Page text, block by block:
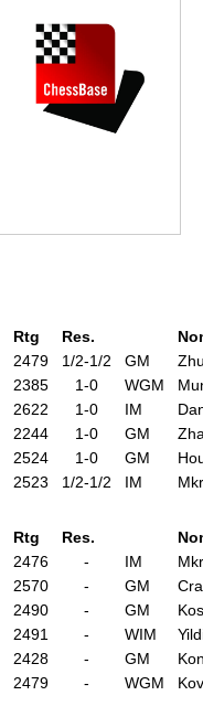
Rtg Res.
2479 1/2-1/2 GM
2385 1-0 WGM
2622 1-0 IM
2244 1-0 GM
2524 1-0 GM
2523 1/2-1/2 IM
Rtg Res.
2476 - IM
2570 - GM
2490 - GM
2491 - WIM
2428 - GM
2479 - WGM